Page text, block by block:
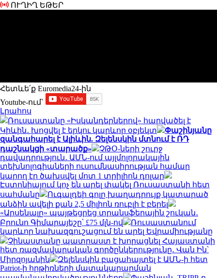
ՈՒՂԻՂ ԵԹԵՐ
Հետևե՛ք Euromedia24-ին
Youtube-ում`
Լրահոս
Ռուսաստանը «Իսկանդերներով» հարվածել է
Կիևին․ խոցվել է երկու կարևոր օբյեկտ
Փաշինյանը
զանգահարել է Ալիևին. Զելենսկին մտնում է ՌԴ
դաշնակցի «տարածք»
ՉԹՕ-ների շուրջ
դավադրություն․ ԱՄՆ-ում այլմոլորակային
տեխնոլոգիաների ուսումնասիրության համար
կարող էր ծախսվել մոտ 1 տրիլիոն դոլար
Էստոնիայում կոչ են արել փակել Ռուսաստանի հետ
սահմանը
Ուգալդեի գոլը խաղադրույք կատարած
անձին ավելի քան 2,5 միլիոն ռուբլի է բերել
«Արսենալը» պայթեցրեց տրանսֆերային շուկան․
Բրունո Գիմարայեշը՝ £75 մլն-ով
Ռուսաստանում
կարևոր նախազգուշացում են արել Եվրամիությանը
Չինաստանը պատրաստ է խորացնել Հայաստանի
հետ ռազմավարական գործընկերությունը․ Վան Ին՝
Միրզոյանին
Զելենսկին բացահայտել է ԱՄՆ-ի հետ
Patriot-ի հրթիռների մատակարարման